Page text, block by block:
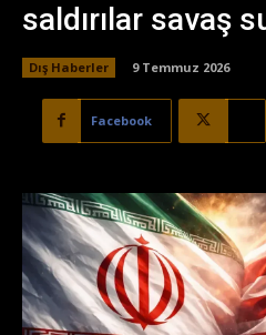
saldırılar savaş
Dış Haberler 9 Temmuz 2026
Facebook